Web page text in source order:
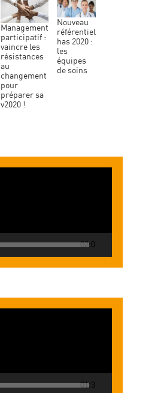
management
participatif :
vaincre les
résistances
au
changement
pour
préparer sa
v2020 !
nouveau
référentiel
has 2020 :
les
équipes
de soins
02:00
01:38